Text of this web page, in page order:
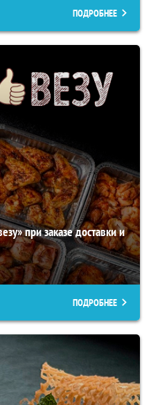
ПОДРОБНЕЕ
при заказе доставки и
ПОДРОБНЕЕ